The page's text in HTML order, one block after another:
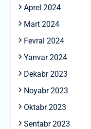
Aprel 2024
Mart 2024
Fevral 2024
Yanvar 2024
Dekabr 2023
Noyabr 2023
Oktabr 2023
Sentabr 2023